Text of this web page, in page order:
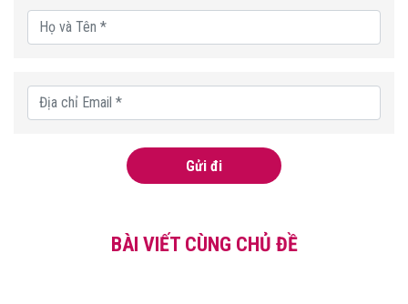
Gửi đi
BÀI VIẾT CÙNG CHỦ ĐỀ